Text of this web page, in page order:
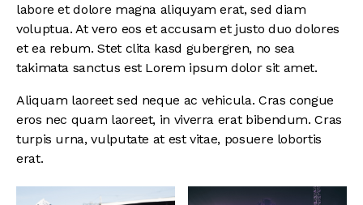
labore et dolore magna aliquyam erat, sed diam
voluptua. At vero eos et accusam et justo duo dolores
et ea rebum. Stet clita kasd gubergren, no sea
takimata sanctus est Lorem ipsum dolor sit amet.
Aliquam laoreet sed neque ac vehicula. Cras congue
eros nec quam laoreet, in viverra erat bibendum. Cras
turpis urna, vulputate at est vitae, posuere lobortis
erat.